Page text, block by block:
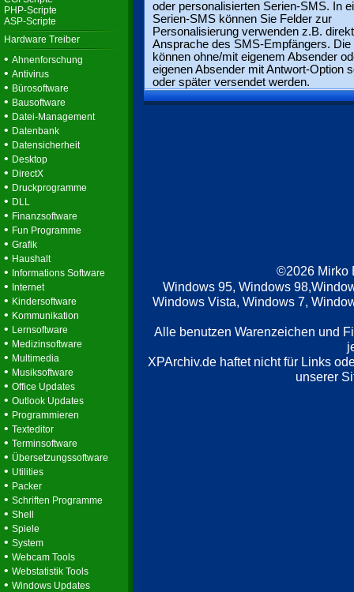
PHP-Scripte
ASP-Scripte
Hardware Treiber
• Ahnenforschung
• Antivirus
• Bürosoftware
• Bausoftware
• Datei-Management
• Datenbank
• Datensicherheit
• Desktop
• DirectX
• Druckprogramme
• DLL
• Finanzsoftware
• Fun Programme
• Grafik
• Haushalt
• Informations Software
• Internet
• Kindersoftware
• Kommunikation
• Lernsoftware
• Medizinsoftware
• Multimedia
• Musiksoftware
• Office Updates
• Outlook Updates
• Programmieren
• Texteditor
• Terminsoftware
• Übersetzungssoftware
• Utilities
• Packer
• Schriften Programme
• Shell
• Spiele
• System
• Webcam Tools
• Webstatistik Tools
• Windows Updates
oder personalisierten Serien-SMS. In
Serien-SMS können Sie Felder zur
Personalisierung verwenden z.B.
Ansprache des SMS-Empfängers. Die
können ohne/mit eigenem Absender
eigenen Absender mit Antwort-Option
oder später versendet werden.
©2026 Mirko
Windows 95, Windows
Windows Vista, Windows 7,
Alle benutzen Warenzeichen und
XPArchiv.de haftet nicht für Links
unserer